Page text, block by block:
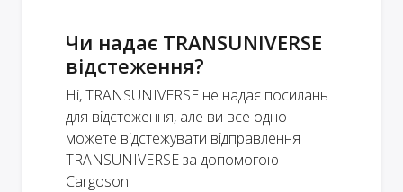
Чи надає TRANSUNIVERSE
відстеження?
Ні, TRANSUNIVERSE не надає посилань
для відстеження, але ви все одно
можете відстежувати відправлення
TRANSUNIVERSE за допомогою
Cargoson.